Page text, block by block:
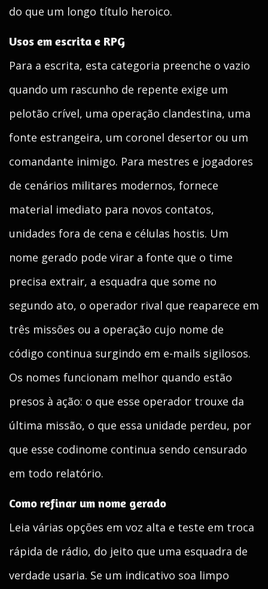
do que um longo título heroico.
Usos em escrita e RPG
Para a escrita, esta categoria preenche o vazio
quando um rascunho de repente exige um
pelotão crível, uma operação clandestina, uma
fonte estrangeira, um coronel desertor ou um
comandante inimigo. Para mestres e jogadores
de cenários militares modernos, fornece
material imediato para novos contatos,
unidades fora de cena e células hostis. Um
nome gerado pode virar a fonte que o time
precisa extrair, a esquadra que some no
segundo ato, o operador rival que reaparece em
três missões ou a operação cujo nome de
código continua surgindo em e-mails sigilosos.
Os nomes funcionam melhor quando estão
presos à ação: o que esse operador trouxe da
última missão, o que essa unidade perdeu, por
que esse codinome continua sendo censurado
em todo relatório.
Como refinar um nome gerado
Leia várias opções em voz alta e teste em troca
rápida de rádio, do jeito que uma esquadra de
verdade usaria. Se um indicativo soa limpo